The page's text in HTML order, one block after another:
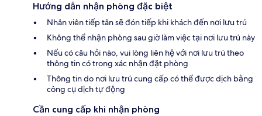
Hướng dẫn nhận phòng đặc biệt
Nhân viên tiếp tân sẽ đón tiếp khi khách đến nơi lưu trú
Không thể nhận phòng sau giờ làm việc tại nơi lưu trú này
Nếu có câu hỏi nào, vui lòng liên hệ với nơi lưu trú theo
thông tin có trong xác nhận đặt phòng
Thông tin do nơi lưu trú cung cấp có thể được dịch bằng
công cụ dịch tự động
Cần cung cấp khi nhận phòng